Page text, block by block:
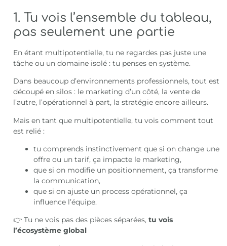
1. Tu vois l’ensemble du tableau,
pas seulement une partie
En étant multipotentielle, tu ne regardes pas juste une
tâche ou un domaine isolé : tu penses en système.
Dans beaucoup d’environnements professionnels, tout est
découpé en silos : le marketing d’un côté, la vente de
l’autre, l’opérationnel à part, la stratégie encore ailleurs.
Mais en tant que multipotentielle, tu vois comment tout
est relié :
tu comprends instinctivement que si on change une
offre ou un tarif, ça impacte le marketing,
que si on modifie un positionnement, ça transforme
la communication,
que si on ajuste un process opérationnel, ça
influence l’équipe.
👉 Tu ne vois pas des pièces séparées,tu vois
l’écosystème global